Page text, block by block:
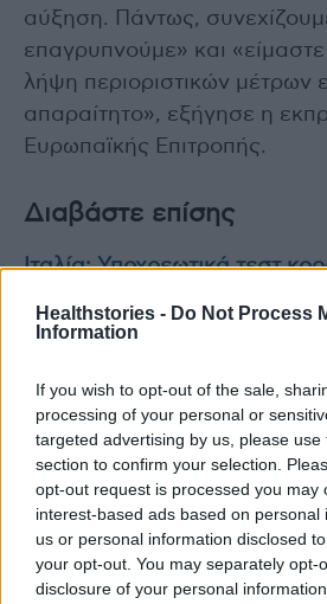
Healthstories - Do Not Process
Information
If you wish to opt-out of the sale,
processing of your personal or
targeted advertising by us, please
section to confirm your selection.
opt-out request is processed you may
interest-based ads based on personal
us or personal information disclosed
your opt-out. You may separately opt-
disclosure of your personal
αύξηση. Πάντως,
επαγρυπνούμε» και «είμαστε
λήψη περιοριστικών μέτρων
απαραίτητο», εξήγησε η
Ευρωπαϊκής Επιτροπής.
Διαβάστε επίσης
Ιταλία: Υποχρεωτικά τεστ
ημέρα σε μία μόνο πόλη της
TAGS COVID-19 ανησυχία στην Κίνα